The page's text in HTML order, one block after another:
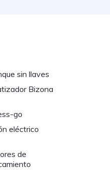
sin llaves
Bizona
go
eléctrico
de